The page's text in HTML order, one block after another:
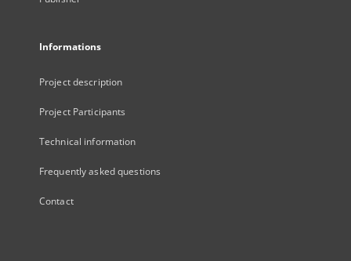
Informations
Project description
Project Participants
Technical information
Frequently asked questions
Contact